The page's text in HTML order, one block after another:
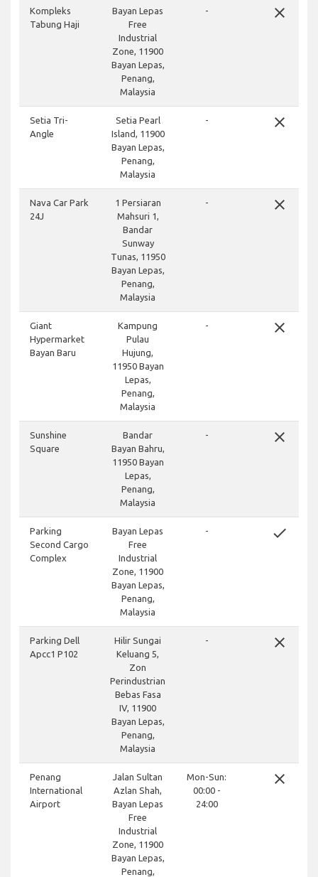
Kompleks
Tabung Haji
Bayan Lepas
Free
Industrial
Zone, 11900
Bayan Lepas,
Penang,
Malaysia
- close
Setia Tri-
Angle
Setia Pearl
Island, 11900
Bayan Lepas,
Penang,
Malaysia
- close
Nava Car Park
24J
1 Persiaran
Mahsuri 1,
Bandar
Sunway
Tunas, 11950
Bayan Lepas,
Penang,
Malaysia
- close
Giant
Hypermarket
Bayan Baru
Kampung
Pulau
Hujung,
11950 Bayan
Lepas,
Penang,
Malaysia
- close
Sunshine
Square
Bandar
Bayan Bahru,
11950 Bayan
Lepas,
Penang,
Malaysia
- close
Parking
Second Cargo
Complex
Bayan Lepas
Free
Industrial
Zone, 11900
Bayan Lepas,
Penang,
Malaysia
- done
Parking Dell
Apcc1 P102
Hilir Sungai
Keluang 5,
Zon
Perindustrian
Bebas Fasa
IV, 11900
Bayan Lepas,
Penang,
Malaysia
- close
Penang
International
Airport
Jalan Sultan
Azlan Shah,
Bayan Lepas
Free
Industrial
Zone, 11900
Bayan Lepas,
Penang,
Mon-Sun:
00:00 -
24:00
close